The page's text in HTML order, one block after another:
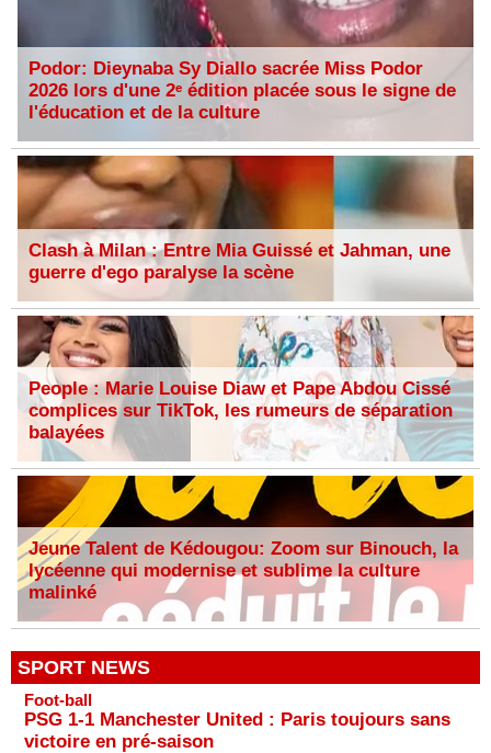
Podor: Dieynaba Sy Diallo sacrée Miss Podor
2026 lors d'une 2ᵉ édition placée sous le signe de
l'éducation et de la culture
Clash à Milan : Entre Mia Guissé et Jahman, une
guerre d'ego paralyse la scène
People : Marie Louise Diaw et Pape Abdou Cissé
complices sur TikTok, les rumeurs de séparation
balayées
Jeune Talent de Kédougou: Zoom sur Binouch, la
lycéenne qui modernise et sublime la culture
malinké
SPORT NEWS
Foot-ball
PSG 1-1 Manchester United : Paris toujours sans
victoire en pré-saison